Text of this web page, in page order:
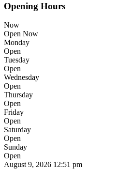
Opening Hours
Now
Open Now
Monday
Open
Tuesday
Open
Wednesday
Open
Thursday
Open
Friday
Open
Saturday
Open
Sunday
Open
August 9, 2026 12:51 pm